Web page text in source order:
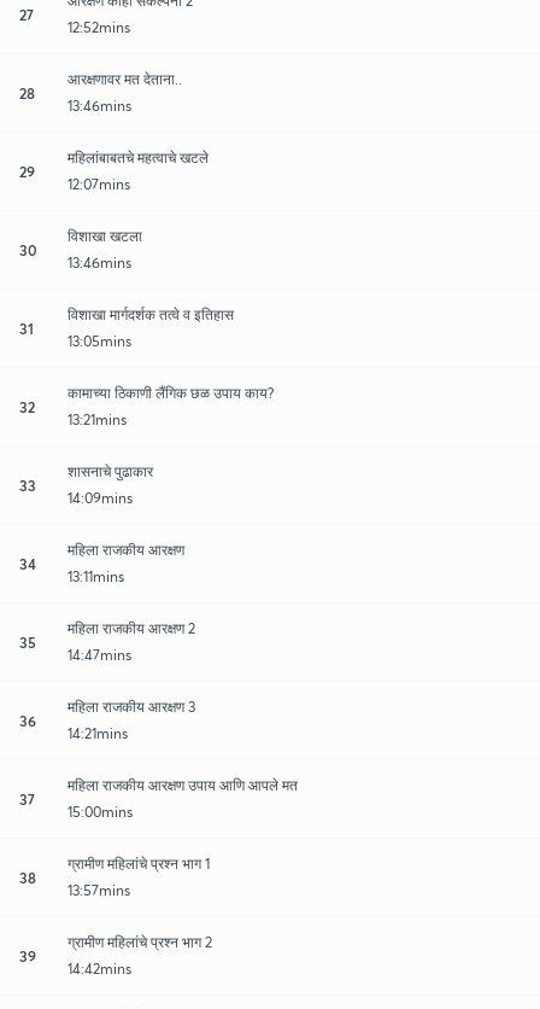
27
12:52mins
28
आरक्षणावर मत देताना..
13:46mins
29
महिलांबाबतचे महत्वाचे खटले
12:07mins
30
विशाखा खटला
13:46mins
31
विशाखा मार्गदर्शक तत्वे व इतिहास
13:05mins
32
कामाच्या ठिकाणी लैंगिक छळ उपाय काय?
13:21mins
33
शासनाचे पुढाकार
14:09mins
34
महिला राजकीय आरक्षण
13:11mins
35
महिला राजकीय आरक्षण 2
14:47mins
36
महिला राजकीय आरक्षण 3
14:21mins
37
महिला राजकीय आरक्षण उपाय आणि आपले मत
15:00mins
38
ग्रामीण महिलांचे प्रश्न भाग 1
13:57mins
39
ग्रामीण महिलांचे प्रश्न भाग 2
14:42mins